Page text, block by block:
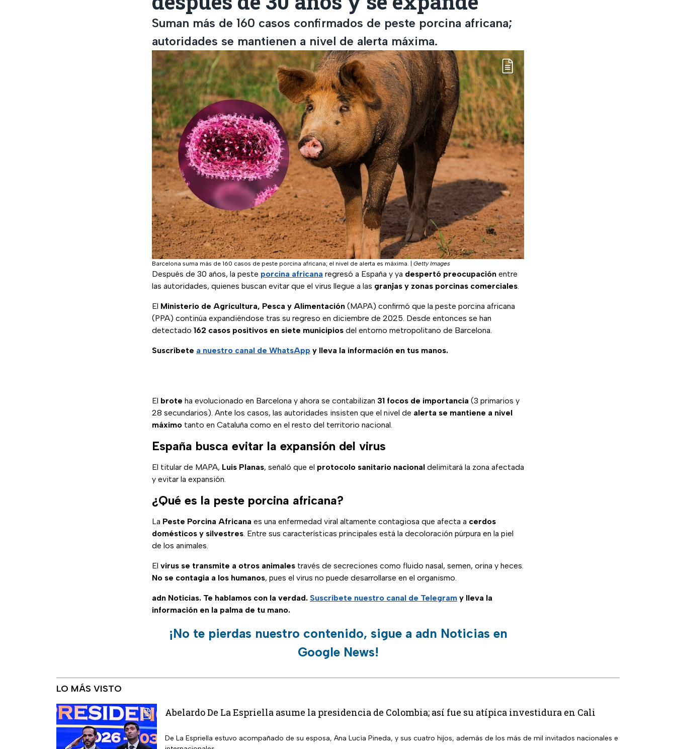
Suman más de 160 casos confirmados de peste porcina africana;
autoridades se mantienen a nivel de alerta máxima.
Barcelona suma más de 160 casos de peste porcina africana; el nivel de alerta es máxima. Getty Images
Después de 30 años, la peste porcina africana regresó a España y ya despertó preocupación entre
las autoridades, quienes buscan evitar que el virus llegue a las granjas y zonas porcinas comerciales.
El Ministerio de Agricultura, Pesca y Alimentación (MAPA) confirmó que la peste porcina africana
(PPA) continúa expandiéndose tras su regreso en diciembre de 2025. Desde entonces se han
detectado 162 casos positivos en siete municipios del entorno metropolitano de Barcelona.
Suscríbete a nuestro canal de WhatsApp y lleva la información en tus manos.
El brote ha evolucionado en Barcelona y ahora se contabilizan 31 focos de importancia (3 primarios y
28 secundarios). Ante los casos, las autoridades insisten que el nivel de alerta se mantiene a nivel
máximo tanto en Cataluña como en el resto del territorio nacional.
España busca evitar la expansión del virus
El titular de MAPA, Luis Planas, señaló que el protocolo sanitario nacional delimitará la zona afectada
y evitar la expansión.
¿Qué es la peste porcina africana?
La Peste Porcina Africana es una enfermedad viral altamente contagiosa que afecta a cerdos
domésticos y silvestres. Entre sus características principales está la decoloración púrpura en la piel
de los animales.
El virus se transmite a otros animales través de secreciones como fluido nasal, semen, orina y heces.
No se contagia a los humanos, pues el virus no puede desarrollarse en el organismo.
adn Noticias. Te hablamos con la verdad. Suscríbete nuestro canal de Telegram y lleva la
información en la palma de tu mano.
¡No te pierdas nuestro contenido, sigue a adn Noticias en
Google News!
LO MÁS VISTO
Abelardo De La Espriella asume la presidencia de Colombia; así fue su atípica investidura en Cali
De La Espriella estuvo acompañado de su esposa, Ana Lucía Pineda, y sus cuatro hijos, además de los más de mil invitados nacionales e